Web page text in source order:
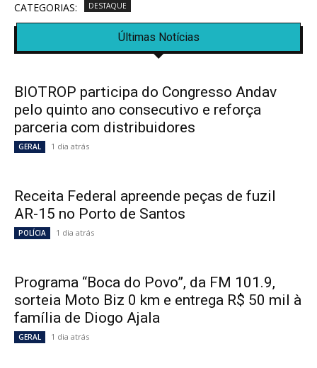
CATEGORIAS: DESTAQUE
Últimas Notícias
BIOTROP participa do Congresso Andav
pelo quinto ano consecutivo e reforça
parceria com distribuidores
GERAL 1 dia atrás
Receita Federal apreende peças de fuzil
AR-15 no Porto de Santos
POLÍCIA 1 dia atrás
Programa “Boca do Povo”, da FM 101.9,
sorteia Moto Biz 0 km e entrega R$ 50 mil à
família de Diogo Ajala
GERAL 1 dia atrás